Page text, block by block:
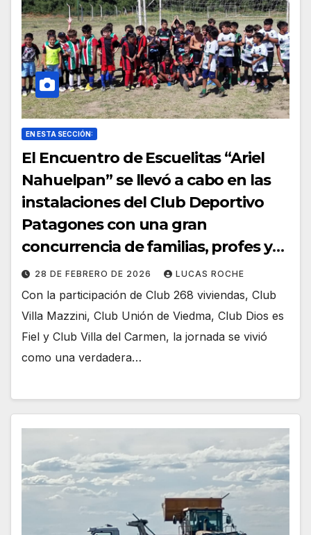
EN ESTA SECCIÓN:
El Encuentro de Escuelitas “Ariel
Nahuelpan” se llevó a cabo en las
instalaciones del Club Deportivo
Patagones con una gran
concurrencia de familias, profes y
chicos.
28 DE FEBRERO DE 2026 LUCAS ROCHE
Con la participación de Club 268 viviendas, Club
Villa Mazzini, Club Unión de Viedma, Club Dios es
Fiel y Club Villa del Carmen, la jornada se vivió
como una verdadera…